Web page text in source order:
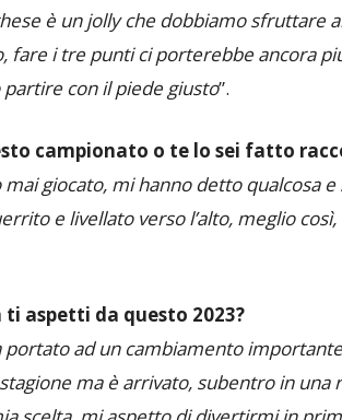
è un jolly che dobbiamo sfruttare
fare i tre punti ci porterebbe ancora
con il piede giusto”.
campionato o te lo sei fatto
mai giocato, mi hanno detto qualcosa
e livellato verso l’alto, meglio così,
ti aspetti da questo 2023?
portato ad un cambiamento
ma è arrivato, subentro in una